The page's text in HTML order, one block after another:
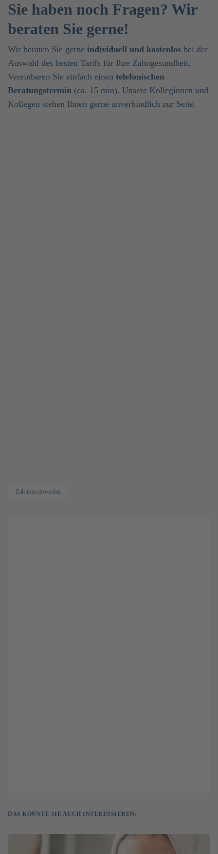
Sie haben noch Fragen? Wir
beraten Sie gerne!
Wir beraten Sie gerne individuell und kostenlos bei der
Auswahl des besten Tarifs für Ihre Zahngesundheit.
Vereinbaren Sie einfach einen telefonischen
Beratungstermin (ca. 15 min). Unsere Kolleginnen und
Kollegen stehen Ihnen gerne unverbindlich zur Seite.
Zahnbeschwerden
DAS KÖNNTE SIE AUCH INTERESSIEREN: